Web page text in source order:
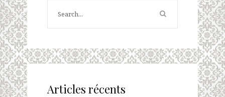
Articles récents